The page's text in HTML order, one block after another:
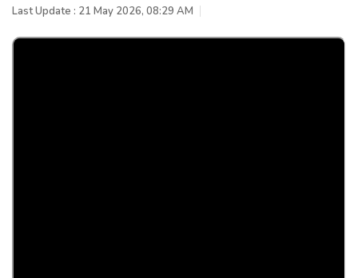
Last Update : 21 May 2026, 08:29 AM